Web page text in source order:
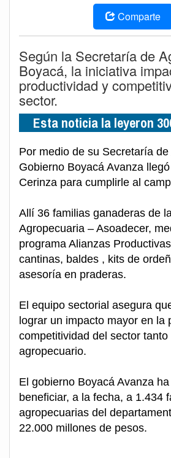
Comparte
Según la Secretaría de
Boyacá, la iniciativa
productividad y
sector.
Esta noticia la leyeron
Por medio de su Secretaría
Gobierno Boyacá Avanza
Cerinza para cumplirle al
Allí 36 familias ganaderas de
Agropecuaria – Asoadecer,
programa Alianzas
cantinas, baldes , kits de
asesoría en praderas.
El equipo sectorial asegura
lograr un impacto mayor en la
competitividad del sector
agropecuario.
El gobierno Boyacá Avanza
beneficiar, a la fecha, a 1.434
agropecuarias del
22.000 millones de pesos.